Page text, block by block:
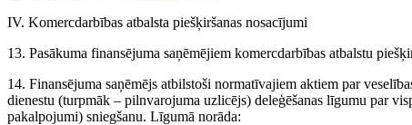
IV. Komercdarbības atbalsta piešķiršanas nosacījumi
13. Pasākuma finansējuma saņēmējiem komercdarbības atbalstu
14. Finansējuma saņēmējs atbilstoši normatīvajiem aktiem par
dienestu (turpmāk – pilnvarojuma uzlicējs) deleģēšanas līgumu par
pakalpojumi) sniegšanu. Līgumā norāda: